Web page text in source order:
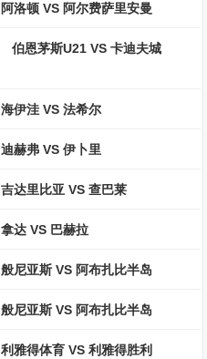
阿洛顿 VS 阿尔费萨里安曼
伯恩茅斯U21 VS 卡迪夫城
海伊洼 VS 法希尔
迪赫弗 VS 伊卜里
吉达里比亚 VS 查巴莱
拿达 VS 巴赫拉
般尼亚斯 VS 阿布扎比半岛
般尼亚斯 VS 阿布扎比半岛
利雅得体育 VS 利雅得胜利